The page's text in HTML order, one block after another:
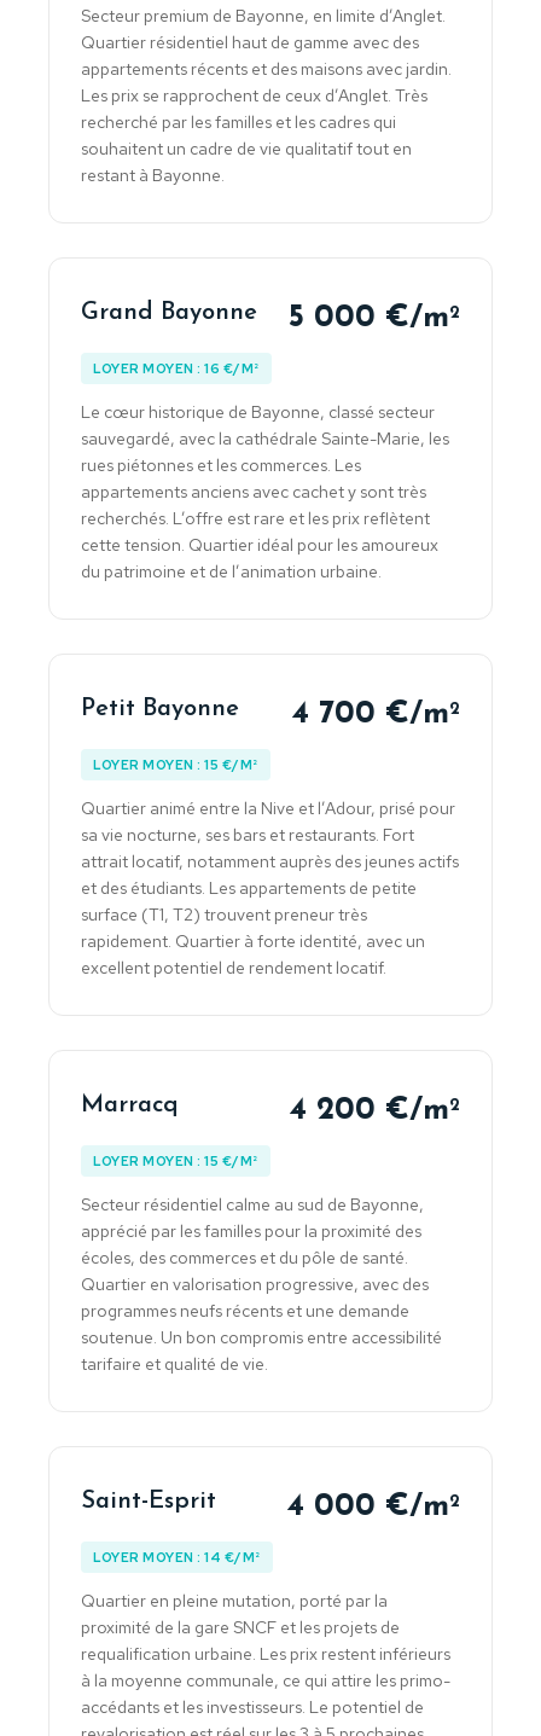
Secteur premium de Bayonne, en limite d’Anglet.
Quartier résidentiel haut de gamme avec des
appartements récents et des maisons avec jardin.
Les prix se rapprochent de ceux d’Anglet. Très
recherché par les familles et les cadres qui
souhaitent un cadre de vie qualitatif tout en
restant à Bayonne.
Grand Bayonne 5 000 €/m2
LOYER MOYEN : 16 €/M²
Le cœur historique de Bayonne, classé secteur
sauvegardé, avec la cathédrale Sainte-Marie, les
rues piétonnes et les commerces. Les
appartements anciens avec cachet y sont très
recherchés. L’offre est rare et les prix reflètent
cette tension. Quartier idéal pour les amoureux
du patrimoine et de l’animation urbaine.
Petit Bayonne 4 700 €/m2
LOYER MOYEN : 15 €/M²
Quartier animé entre la Nive et l’Adour, prisé pour
sa vie nocturne, ses bars et restaurants. Fort
attrait locatif, notamment auprès des jeunes actifs
et des étudiants. Les appartements de petite
surface (T1, T2) trouvent preneur très
rapidement. Quartier à forte identité, avec un
excellent potentiel de rendement locatif.
Marracq 4 200 €/m2
LOYER MOYEN : 15 €/M²
Secteur résidentiel calme au sud de Bayonne,
apprécié par les familles pour la proximité des
écoles, des commerces et du pôle de santé.
Quartier en valorisation progressive, avec des
programmes neufs récents et une demande
soutenue. Un bon compromis entre accessibilité
tarifaire et qualité de vie.
Saint-Esprit 4 000 €/m2
LOYER MOYEN : 14 €/M²
Quartier en pleine mutation, porté par la
proximité de la gare SNCF et les projets de
requalification urbaine. Les prix restent inférieurs
à la moyenne communale, ce qui attire les primo-
accédants et les investisseurs. Le potentiel de